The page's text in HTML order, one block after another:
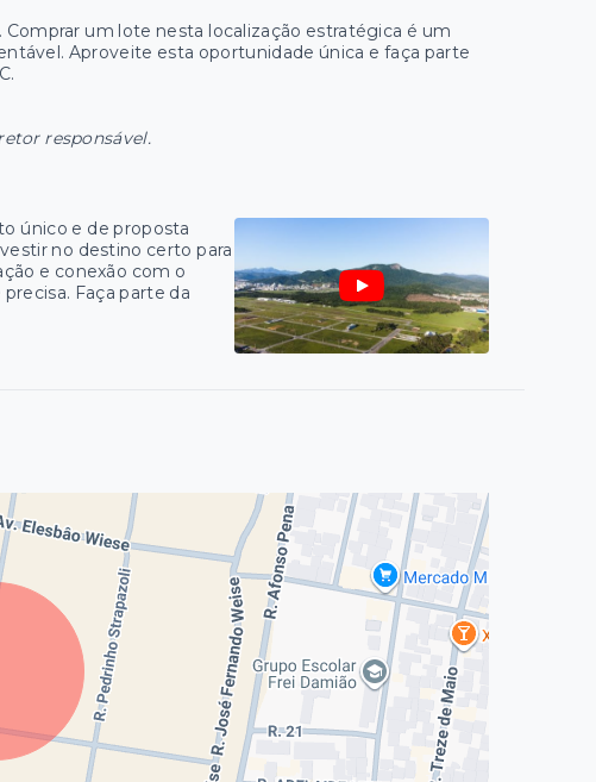
um lote nesta localização estratégica é um
Aproveite esta oportunidade única e faça parte
responsável.
único e de proposta
no destino certo para
e conexão com o
Faça parte da